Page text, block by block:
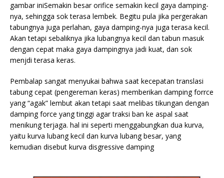
gambar iniSemakin besar orifice semakin kecil gaya damping-
nya, sehingga sok terasa lembek. Begitu pula jika pergerakan
tabungnya juga perlahan, gaya damping-nya juga terasa kecil.
Akan tetapi sebaliknya jika lubangnya kecil dan tabun masuk
dengan cepat maka gaya dampingnya jadi kuat, dan sok
menjdi terasa keras.
Pembalap sangat menyukai bahwa saat kecepatan translasi
tabung cepat (pengereman keras) memberikan damping forrce
yang “agak” lembut akan tetapi saat melibas tikungan dengan
damping force yang tinggi agar traksi ban ke aspal saat
menikung terjaga. hal ini seperti menggabungkan dua kurva,
yaitu kurva lubang kecil dan kurva lubang besar, yang
kemudian disebut kurva disgressive damping